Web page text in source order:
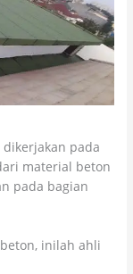
pada
material beton
pada bagian
inilah ahli